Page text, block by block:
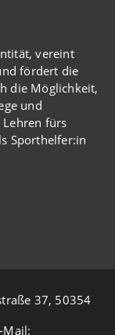
vereint
fördert die
die Möglichkeit,
und
fürs
Sporthelfer:in
37, 50354
Mail: